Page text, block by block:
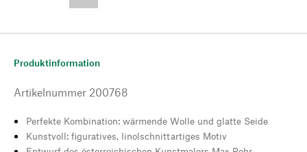
Produktinformation
Artikelnummer 200768
Perfekte Kombination: wärmende Wolle und glatte Seide
Kunstvoll: figuratives, linolschnittartiges Motiv